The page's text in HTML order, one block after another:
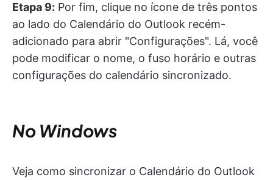
Etapa 9: Por fim, clique no ícone de três pontos
ao lado do Calendário do Outlook recém-
adicionado para abrir "Configurações". Lá, você
pode modificar o nome, o fuso horário e outras
configurações do calendário sincronizado.
No Windows
Veja como sincronizar o Calendário do Outlook